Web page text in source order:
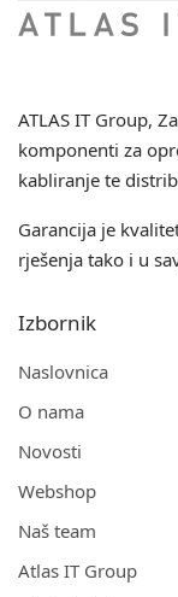
ATLAS IT Group,
komponenti za
kabliranje te
Garancija je
rješenja tako i u
Izbornik
Naslovnica
O nama
Novosti
Webshop
Naš team
Atlas IT Group